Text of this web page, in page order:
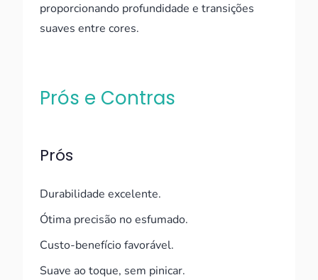
proporcionando profundidade e transições
suaves entre cores.
Prós e Contras
Prós
Durabilidade excelente.
Ótima precisão no esfumado.
Custo-benefício favorável.
Suave ao toque, sem pinicar.